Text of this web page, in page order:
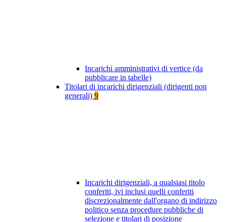
Incarichi amministrativi di vertice (da
pubblicare in tabelle)
Titolari di incarichi dirigenziali (dirigenti non
generali) 9
Incarichi dirigenziali, a qualsiasi titolo
conferiti, ivi inclusi quelli conferiti
discrezionalmente dall'organo di indirizzo
politico senza procedure pubbliche di
selezione e titolari di posizione